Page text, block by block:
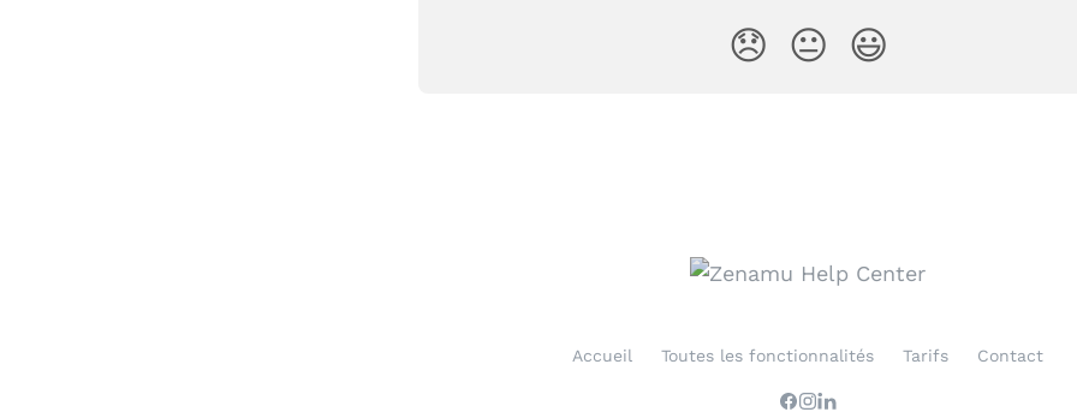
😞 😐 😃
Accueil Toutes les fonctionnalités Tarifs Contact